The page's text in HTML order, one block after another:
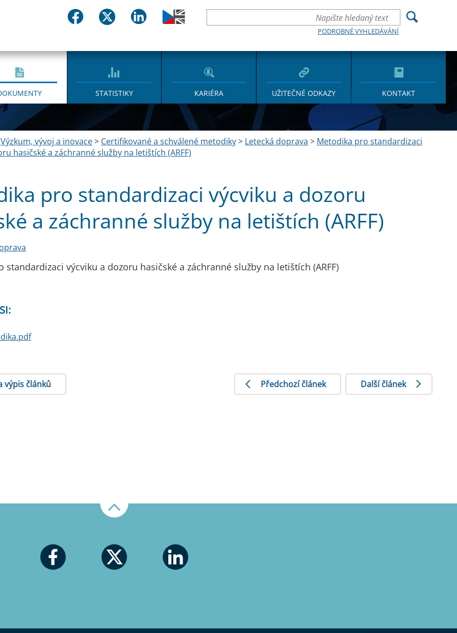
PODROBNÉ VYHLEDÁVÁNÍ
STATISTIKY KARIÉRA UŽITEČNÉ ODKAZY KONTAKT
Výzkum, vývoj a inovace> Certifikované a schválené metodiky> Letecká doprava > Metodika pro standardizaci
hasičské a záchranné služby na letištích (ARFF)
pro standardizaci výcviku a dozoru
a záchranné služby na letištích (ARFF)
standardizaci výcviku a dozoru hasičské a záchranné služby na letištích (ARFF)
výpis článků Předchozí článek Další článek